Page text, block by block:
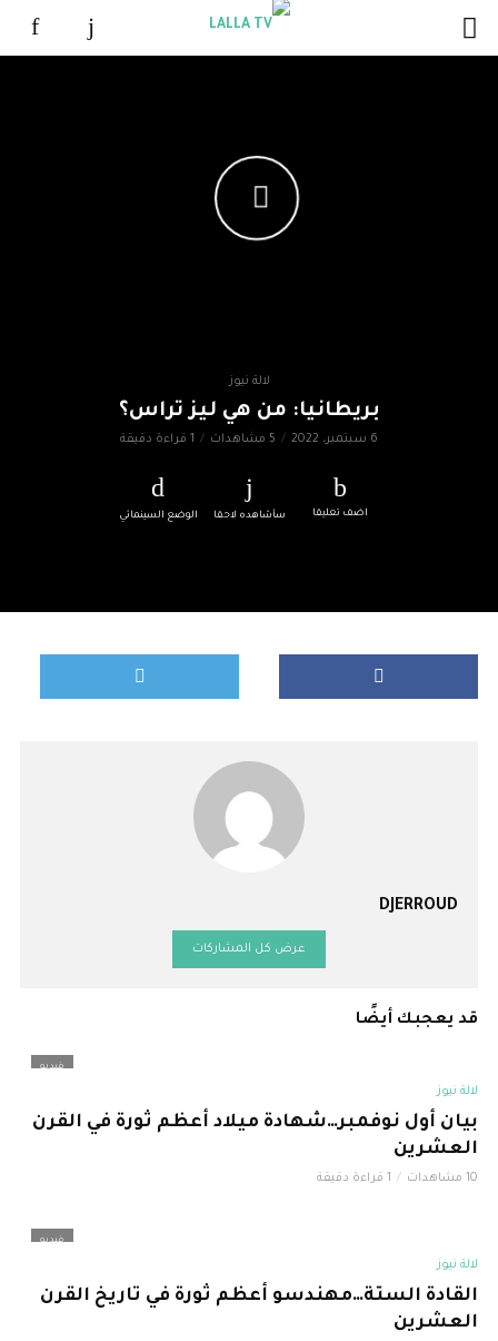
لالة نيوز
بريطانيا: من هي ليز تراس؟
6 سبتمبر، 2022 5 مشاهدات 1 قراءة دقيقة
اضف تعليقا سأشاهده لاحقا الوضع السينمائي
DJERROUD
عرض كل المشاركات
قد يعجبك أيضًا
فيديو
لالة نيوز
بيان أول نوفمبر…شهادة ميلاد أعظم ثورة في القرن
العشرين
10 مشاهدات 1 قراءة دقيقة
فيديو
لالة نيوز
القادة الستة…مهندسو أعظم ثورة في تاريخ القرن
العشرين